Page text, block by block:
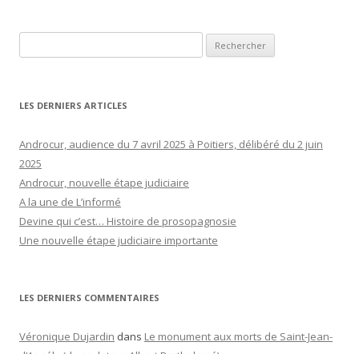
LES DERNIERS ARTICLES
Androcur, audience du 7 avril 2025 à Poitiers, délibéré du 2 juin
2025
Androcur, nouvelle étape judiciaire
A la une de L’informé
Devine qui c’est… Histoire de prosopagnosie
Une nouvelle étape judiciaire importante
LES DERNIERS COMMENTAIRES
Véronique Dujardin dans Le monument aux morts de Saint-Jean-